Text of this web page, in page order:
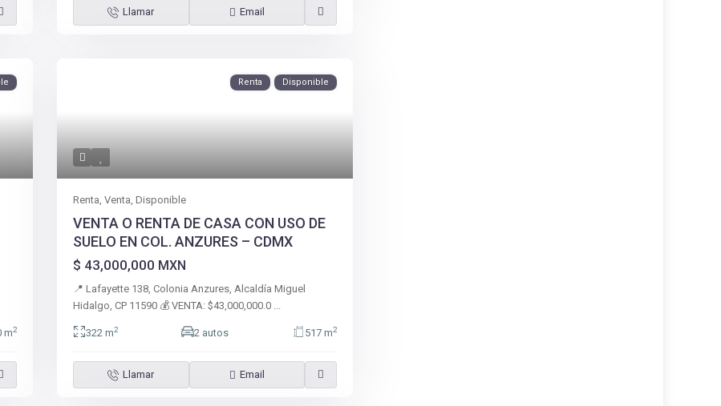
Llamar Email
m2
Renta Disponible
Renta, Venta, Disponible
VENTA O RENTA DE CASA CON USO DE
SUELO EN COL. ANZURES – CDMX
$ 43,000,000 MXN
📍 Lafayette 138, Colonia Anzures, Alcaldía Miguel
Hidalgo, CP 11590 💰 VENTA: $43,000,000.0 ...
322 m2 2 autos 517 m2
Llamar Email